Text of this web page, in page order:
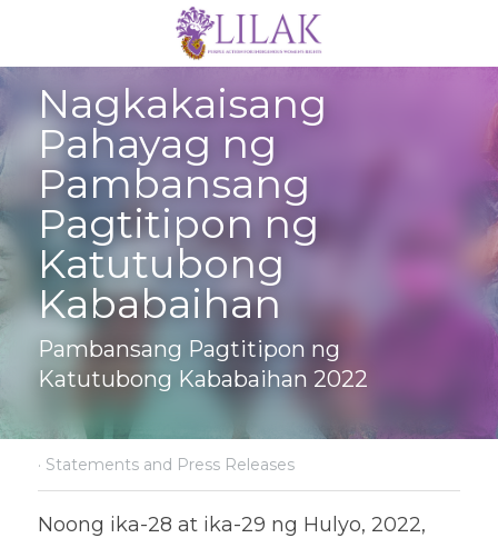
Nagkakaisang
Pahayag ng
Pambansang
Pagtitipon ng
Katutubong
Kababaihan
Pambansang Pagtitipon ng
Katutubong Kababaihan 2022
· Statements and Press Releases
Noong ika-28 at ika-29 ng Hulyo, 2022,